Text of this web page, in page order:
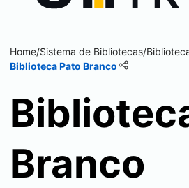
Home/Sistema de Bibliotecas/
BibliotecaPato Branco
Branco